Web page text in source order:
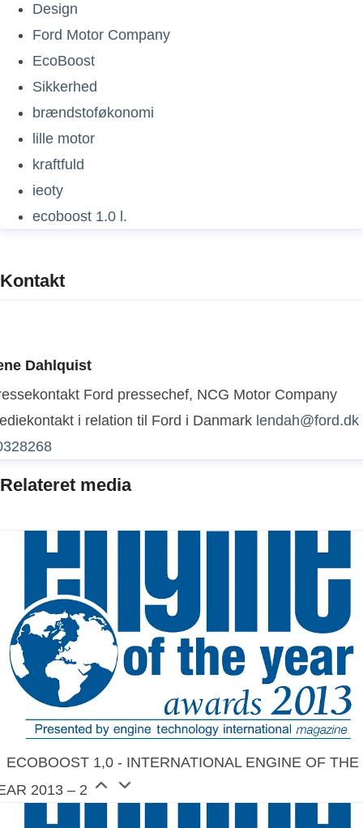
Design
Ford Motor Company
EcoBoost
Sikkerhed
brændstoføkonomi
lille motor
kraftfuld
ieoty
ecoboost 1.0 l.
Kontakt
Dahlquist
Ford pressechef, NCG Motor Company
i relation til Ford i Danmark lendah@ford.dk
Relateret media
ECOBOOST 1,0 - INTERNATIONAL ENGINE OF THE
2013 – 2